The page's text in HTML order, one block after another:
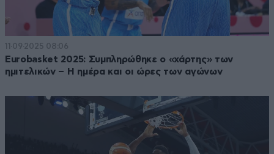
11·09·2025 08:06
Eurobasket 2025: Συμπληρώθηκε ο «χάρτης» των
ημιτελικών – Η ημέρα και οι ώρες των αγώνων